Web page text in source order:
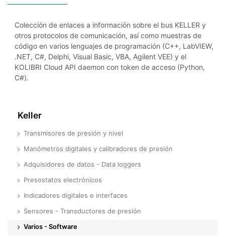
Keller
Transmisores de presión y nivel
Manómetros digitales y calibradores de presión
Adquisidores de datos - Data loggers
Presostatos electrónicos
Indicadores digitales e interfaces
Sensores - Transductores de presión
Varios - Software
Colección de enlaces a información sobre el bus KELLER y
otros protocolos de comunicación, así como muestras de
código en varios lenguajes de programación (C++, LabVIEW,
.NET, C#, Delphi, Visual Basic, VBA, Agilent VEE) y el
KOLIBRI Cloud API daemon con token de acceso (Python,
C#).